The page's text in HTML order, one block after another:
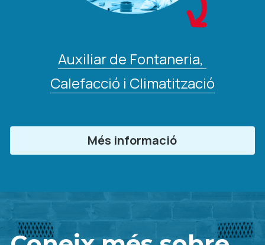
Auxiliar de Fontaneria,
Calefacció i Climatització
Més informació